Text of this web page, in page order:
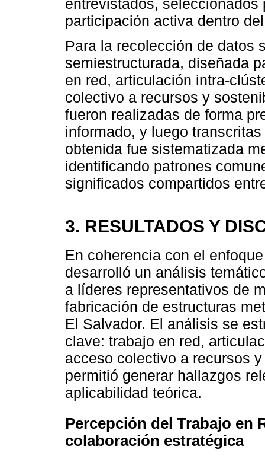
entrevistados,
participación activa dentro
Para la recolección de datos
semiestructurada, diseñada
en red, articulación intra-
colectivo a recursos y
fueron realizadas de forma
informado, y luego
obtenida fue sistematizada
identificando patrones
significados compartidos
3. RESULTADOS Y
En coherencia con el
desarrolló un análisis
a líderes representativos de
fabricación de estructuras
El Salvador. El análisis se
clave: trabajo en red,
acceso colectivo a recursos
permitió generar hallazgos
aplicabilidad teórica.
Percepción del Trabajo en
colaboración estratégica